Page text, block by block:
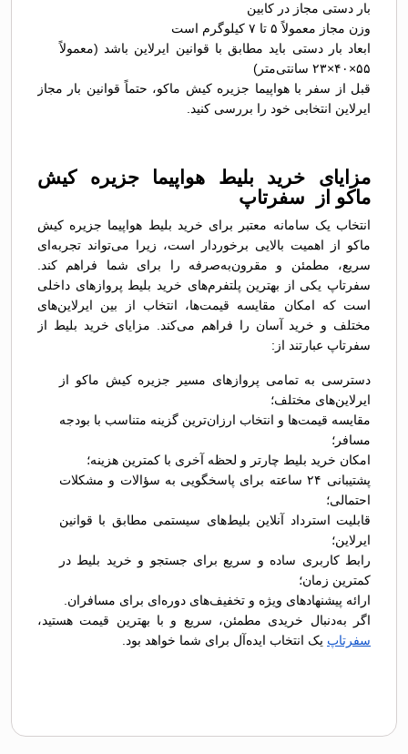
بار دستی مجاز در کابین
وزن مجاز معمولاً ۵ تا ۷ کیلوگرم است
ابعاد بار دستی باید مطابق با قوانین ایرلاین باشد (معمولاً
۵۵×۴۰×۲۳ سانتی‌متر)
قبل از سفر با هواپیما جزیره کیش ماکو، حتماً قوانین بار مجاز
ایرلاین انتخابی خود را بررسی کنید.
مزایای خرید بلیط هواپیما جزیره کیش
ماکو از سفرتاپ
انتخاب یک سامانه معتبر برای خرید بلیط هواپیما جزیره کیش
ماکو از اهمیت بالایی برخوردار است، زیرا می‌تواند تجربه‌ای
سریع، مطمئن و مقرون‌به‌صرفه را برای شما فراهم کند.
سفرتاپ یکی از بهترین پلتفرم‌های خرید بلیط پروازهای داخلی
است که امکان مقایسه قیمت‌ها، انتخاب از بین ایرلاین‌های
مختلف و خرید آسان را فراهم می‌کند. مزایای خرید بلیط از
سفرتاپ عبارتند از:
دسترسی به تمامی پروازهای مسیر جزیره کیش ماکو از
ایرلاین‌های مختلف؛
مقایسه قیمت‌ها و انتخاب ارزان‌ترین گزینه متناسب با بودجه
مسافر؛
امکان خرید بلیط چارتر و لحظه آخری با کمترین هزینه؛
پشتیبانی ۲۴ ساعته برای پاسخگویی به سؤالات و مشکلات
احتمالی؛
قابلیت استرداد آنلاین بلیط‌های سیستمی مطابق با قوانین
ایرلاین؛
رابط کاربری ساده و سریع برای جستجو و خرید بلیط در
کمترین زمان؛
ارائه پیشنهادهای ویژه و تخفیف‌های دوره‌ای برای مسافران.
اگر به‌دنبال خریدی مطمئن، سریع و با بهترین قیمت هستید،
سفرتاپ یک انتخاب ایده‌آل برای شما خواهد بود.